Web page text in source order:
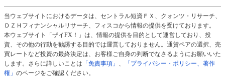
当ウェブサイトにおけるデータは、セントラル短資ＦＸ、クォンツ・リサーチ、
ＤＺＨフィナンシャルリサーチ、フィスコから情報の提供を受けております。
本ウェブサイト「ザイFX！」は、情報の提供を目的として運営しており、投
資、その他の行動を勧誘する目的では運営しておりません。通貨ペアの選択、売
買レートなど投資の最終決定は、お客様ご自身の判断でなさるようにお願いいた
します。さらに詳しいことは 「免責事項」
「プライバシー・ポリシー、著作
権」 のページをご確認ください。